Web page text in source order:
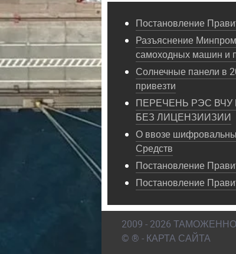
Постановление
Разъяснение
самоходных машин и
Солнечные панели в
привезти
ПЕРЕЧЕНЬ РЭС
БЕЗ ЛИЦЕНЗИИЗИИ
О ввозе
Средств
Постановление
Постановление
2009 - 2026
© ® - КАРТА САЙТА